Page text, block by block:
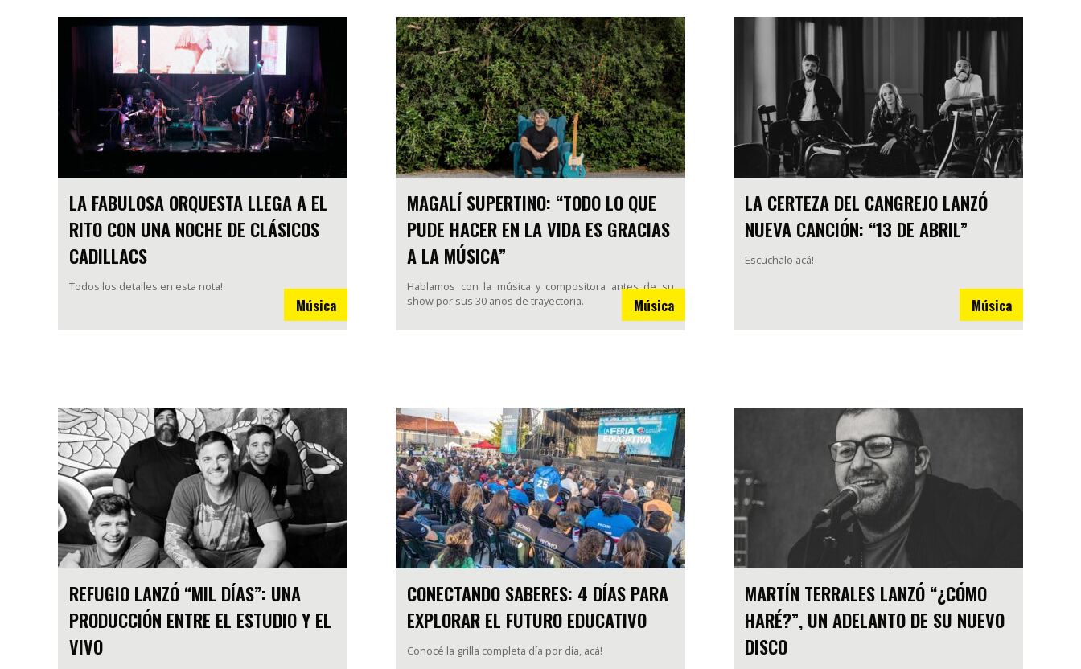
LA FABULOSA ORQUESTA LLEGA A EL
RITO CON UNA NOCHE DE CLÁSICOS
CADILLACS
Todos los detalles en esta nota!
Música
MAGALÍ SUPERTINO: “TODO LO QUE
PUDE HACER EN LA VIDA ES GRACIAS
A LA MÚSICA”
Hablamos con la música y compositora antes de su
show por sus 30 años de trayectoria.
Música
LA CERTEZA DEL CANGREJO LANZÓ
NUEVA CANCIÓN: “13 DE ABRIL”
Escuchalo acá!
Música
REFUGIO LANZÓ “MIL DÍAS”: UNA
PRODUCCIÓN ENTRE EL ESTUDIO Y EL
VIVO
CONECTANDO SABERES: 4 DÍAS PARA
EXPLORAR EL FUTURO EDUCATIVO
Conocé la grilla completa día por día, acá!
MARTÍN TERRALES LANZÓ “¿CÓMO
HARÉ?”, UN ADELANTO DE SU NUEVO
DISCO